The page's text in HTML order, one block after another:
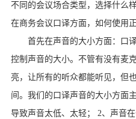
不同的会议场合类型，选择什么
在商务会议口译方面，如何使用
首先在声音的大小方面：口
控制声音的大小。不管有没有麦
亮，让所有的听众都能听见，但
间。我们的口译声音的大小方面
导致声音太低、太轻； 2、声音